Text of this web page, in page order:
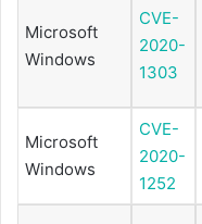
Microsoft
Windows
CVE-
2020-
1303
Microsoft
Windows
CVE-
2020-
1252